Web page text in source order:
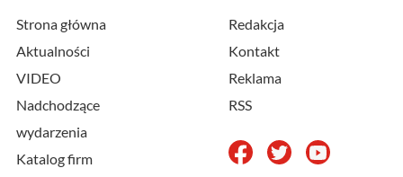
Strona główna
Aktualności
VIDEO
Nadchodzące
wydarzenia
Katalog firm
Redakcja
Kontakt
Reklama
RSS